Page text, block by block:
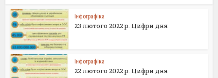
Інфографіка
23 лютого 2022 р. Цифри дня
Інфографіка
22 лютого 2022 р. Цифри дня